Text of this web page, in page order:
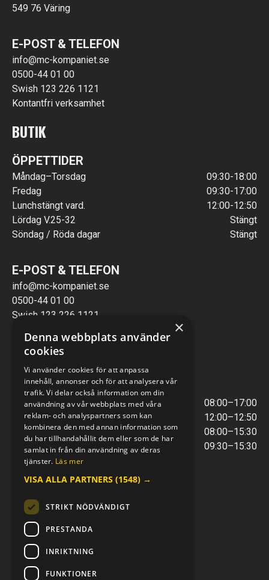
549 76 Väring
E-POST & TELEFON
info@mc-kompaniet.se
0500-44 01 00
Swish 123 226 1121
Kontantfri verksamhet
BUTIK
ÖPPETTIDER
Måndag–Torsdag
09:30-18:00
Fredag
09:30-17:00
Lunchstängt vard.
12:00-12:50
Lördag V.25-32
Stängt
Söndag / Röda dagar
Stängt
E-POST & TELEFON
info@mc-kompaniet.se
0500-44 01 00
Swish 123 226 1121
VERKSTAD
ÖPPETTIDER
Måndag - Torsdag
08:00–17:00
Lunchstängt
12:00–12:50
Fredagar
08:00–15:30
Telefontider
09:30–15:30
E-POST & TELEFON
verkstaden@mc-kompaniet.se
0500-44 01 00
Swish 123 226 1121
Kontantfri verksamhet
FÖLJ OSS
×
Denna webbplats använder
cookies
Vi använder cookies för att anpassa
innehåll, annonser och för att analysera vår
trafik. Vi delar också information om din
användning av vår webbplats med våra
reklam- och analyspartners som kan
kombinera den med annan information som
du har tillhandahållit dem eller som de har
samlat in från din användning av deras
tjänster. Läs mer
VISA ALLA PARTNERS (1548) →
STRIKT NÖDVÄNDIGT
PRESTANDA
INRIKTNING
FUNKTIONER